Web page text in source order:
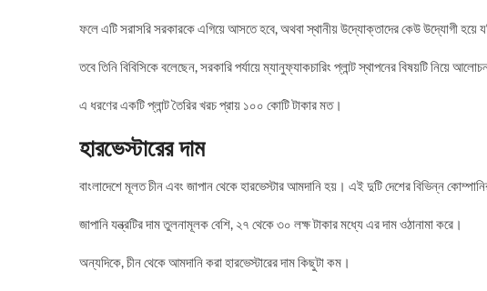
ফলে এটি সরাসরি সরকারকে এগিয়ে আসতে হবে, অথবা স্থানীয় উদ্যোক্তাদের কেউ উদ্যোগী হয়ে
তবে তিনি বিবিসিকে বলেছেন, সরকারি পর্যায়ে ম্যানুফ্যাকচারিং প্লান্ট স্থাপনের বিষয়টি নিয়ে
এ ধরণের একটি প্লান্ট তৈরির খরচ প্রায় ১০০ কোটি টাকার মত।
হারভেস্টারের দাম
বাংলাদেশে মূলত চীন এবং জাপান থেকে হারভেস্টার আমদানি হয়। এই দুটি দেশের বিভিন্ন
জাপানি যন্ত্রটির দাম তুলনামূলক বেশি, ২৭ থেকে ৩০ লক্ষ টাকার মধ্যে এর দাম ওঠানামা করে।
অন্যদিকে, চীন থেকে আমদানি করা হারভেস্টারের দাম কিছুটা কম।